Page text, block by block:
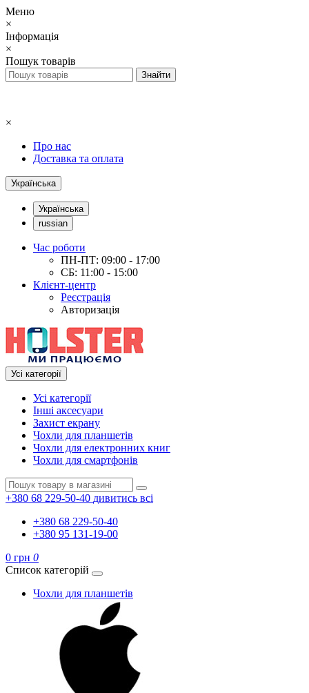
Меню
×
Інформація
×
Пошук товарів
×
Про нас
Доставка та оплата
Українська
Українська
russian
Час роботи
ПН-ПТ: 09:00 - 17:00
СБ: 11:00 - 15:00
Клієнт-центр
Реєстрація
Авторизація
Усі категорії
Усі категорії
Інші аксесуари
Захист екрану
Чохли для планшетів
Чохли для електронних книг
Чохли для смартфонів
+380 68 229-50-40 дивитись всі
+380 68 229-50-40
+380 95 131-19-00
0 грн 0
Список категорій
Чохли для планшетів